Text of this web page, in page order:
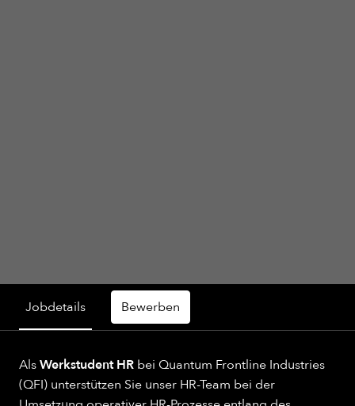
Jobdetails Bewerben
AlsWerkstudent HR bei Quantum Frontline Industries
(QFI) unterstützen Sie unser HR-Team bei der